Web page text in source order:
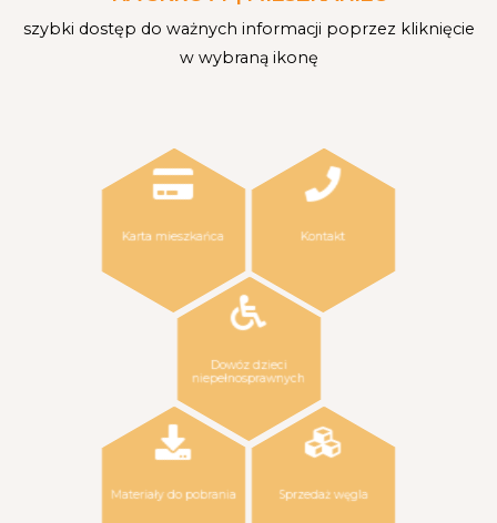
szybki dostęp do ważnych informacji poprzez kliknięcie
w wybraną ikonę